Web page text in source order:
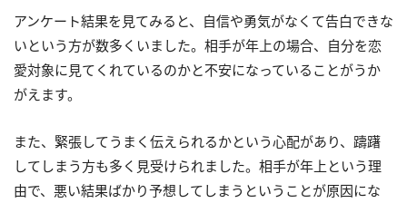
アンケート結果を見てみると、自信や勇気がなくて告白できな
いという方が数多くいました。相手が年上の場合、自分を恋
愛対象に見てくれているのかと不安になっていることがうか
がえます。
また、緊張してうまく伝えられるかという心配があり、躊躇
してしまう方も多く見受けられました。相手が年上という理
由で、悪い結果ばかり予想してしまうということが原因にな